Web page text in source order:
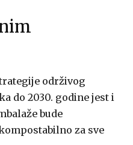
održivog
do 2030. godine jest i
bude
za sve